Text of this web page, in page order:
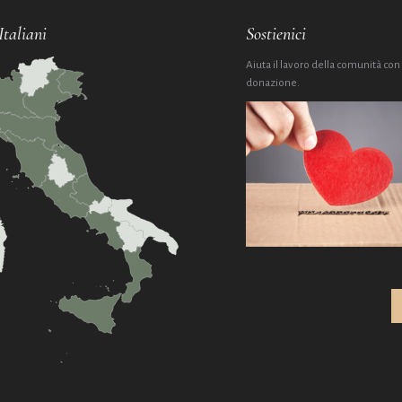
Sostienici
Aiuta il lavoro della comunità con
donazione.